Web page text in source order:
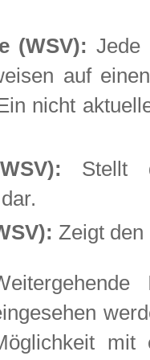
(WSV): Jede
auf
nicht
Stellt
Zeigt den
mit